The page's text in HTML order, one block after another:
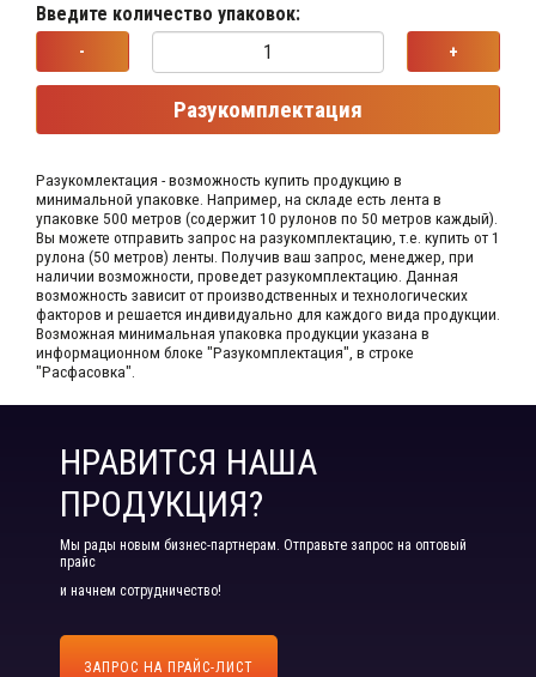
Введите количество упаковок:
- +
Разукомплектация
Разукомлектация - возможность купить продукцию в
минимальной упаковке. Например, на складе​ есть лента в
упаковке 500 метров (содержит 10 рулонов по 50 метров каждый).​
Вы можете отправить запрос на разукомплектацию, т.е. купить от 1
рулона (50 метров) ленты. Получив ваш запрос,​ менеджер, при
наличии возможности, проведет разукомплектацию. Данная
возможность зависит от производственных​ и технологических
факторов и решается индивидуально для каждого вида продукции.​
Возможная минимальная упаковка продукции указана в
информационном блоке "Разукомплектация", в строке
"Расфасовка".
НРАВИТСЯ НАША
ПРОДУКЦИЯ?
Мы рады новым бизнес-партнерам. Отправьте запрос на оптовый
прайс
и начнем сотрудничество!
ЗАПРОС НА ПРАЙС-ЛИСТ